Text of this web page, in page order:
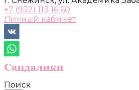
+7 (932) 113 16 60
Личный кабинет
Поиск